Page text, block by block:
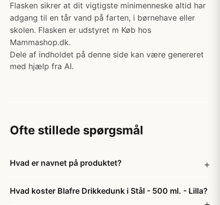
Flasken sikrer at dit vigtigste minimenneske altid har
adgang til en tår vand på farten, i børnehave eller
skolen. Flasken er udstyret m Køb hos
Mammashop.dk.
Dele af indholdet på denne side kan være genereret
med hjælp fra AI.
Ofte stillede spørgsmål
Hvad er navnet på produktet?
Hvad koster Blafre Drikkedunk i Stål - 500 ml. - Lilla?